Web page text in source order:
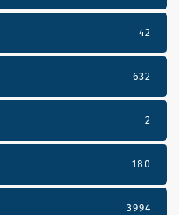
42
632
2
180
3994